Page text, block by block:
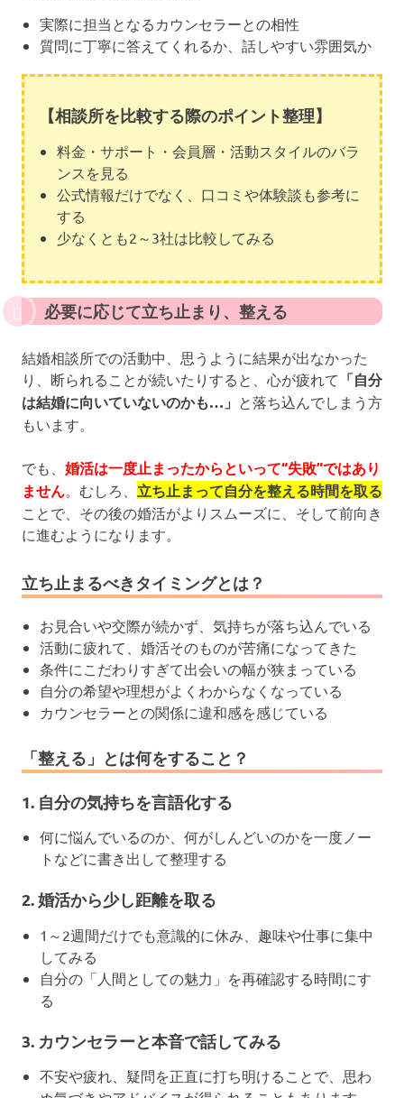
実際に担当となるカウンセラーとの相性
質問に丁寧に答えてくれるか、話しやすい雰囲気か
【相談所を比較する際のポイント整理】
料金・サポート・会員層・活動スタイルのバラ
ンスを見る
公式情報だけでなく、口コミや体験談も参考に
する
少なくとも2～3社は比較してみる
必要に応じて立ち止まり、整える
結婚相談所での活動中、思うように結果が出なかった
り、断られることが続いたりすると、心が疲れて 「自分
は結婚に向いていないのかも…」 と落ち込んでしまう方
もいます。
でも、 婚活は一度止まったからといって“失敗”ではあり
ません 。むしろ、 立ち止まって自分を整える時間を取る
ことで、その後の婚活がよりスムーズに、そして前向き
に進むようになります。
立ち止まるべきタイミングとは？
お見合いや交際が続かず、気持ちが落ち込んでいる
活動に疲れて、婚活そのものが苦痛になってきた
条件にこだわりすぎて出会いの幅が狭まっている
自分の希望や理想がよくわからなくなっている
カウンセラーとの関係に違和感を感じている
「整える」とは何をすること？
1. 自分の気持ちを言語化する
何に悩んでいるのか、何がしんどいのかを一度ノー
トなどに書き出して整理する
2. 婚活から少し距離を取る
1～2週間だけでも意識的に休み、趣味や仕事に集中
してみる
自分の「人間としての魅力」を再確認する時間にす
る
3. カウンセラーと本音で話してみる
不安や疲れ、疑問を正直に打ち明けることで、思わ